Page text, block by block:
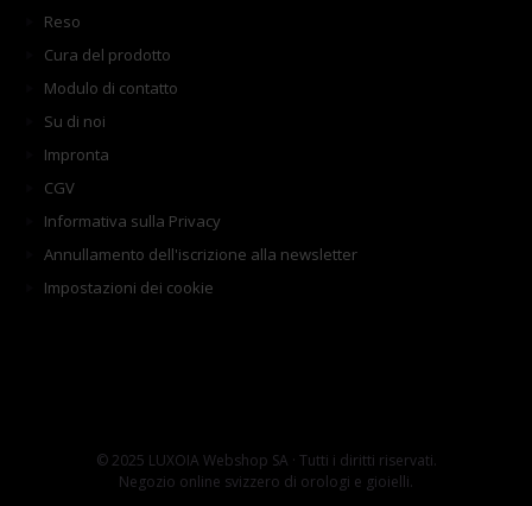
Reso
Cura del prodotto
Modulo di contatto
Su di noi
Impronta
CGV
Informativa sulla Privacy
Annullamento dell'iscrizione alla newsletter
Impostazioni dei cookie
© 2025 LUXOIA Webshop SA · Tutti i diritti riservati.
Negozio online svizzero di orologi e gioielli.